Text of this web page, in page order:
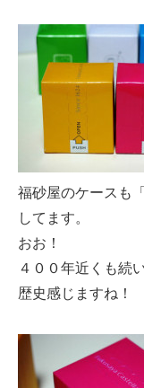
福砂屋のケースも
してます。
おお！
４００年近くも続
歴史感じますね！